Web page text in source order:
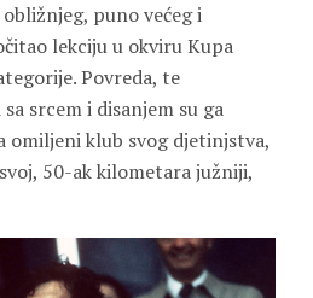
puno većeg i
lekciju u okviru Kupa
Povreda, te
srcem i disanjem su ga
omiljeni klub svog djetinjstva,
50-ak kilometara južniji,